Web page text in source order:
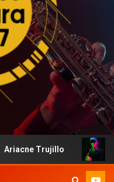
Ariacne Trujillo